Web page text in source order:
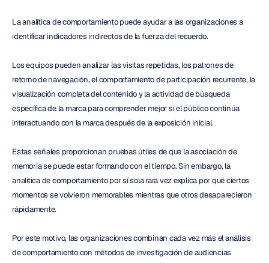
La analítica de comportamiento puede ayudar a las organizaciones a
identificar indicadores indirectos de la fuerza del recuerdo.
Los equipos pueden analizar las visitas repetidas, los patrones de
retorno de navegación, el comportamiento de participación recurrente, la
visualización completa del contenido y la actividad de búsqueda
específica de la marca para comprender mejor si el público continúa
interactuando con la marca después de la exposición inicial.
Estas señales proporcionan pruebas útiles de que la asociación de
memoria se puede estar formando con el tiempo. Sin embargo, la
analítica de comportamiento por sí sola rara vez explica por qué ciertos
momentos se volvieron memorables mientras que otros desaparecieron
rápidamente.
Por este motivo, las organizaciones combinan cada vez más el análisis
de comportamiento con métodos de investigación de audiencias